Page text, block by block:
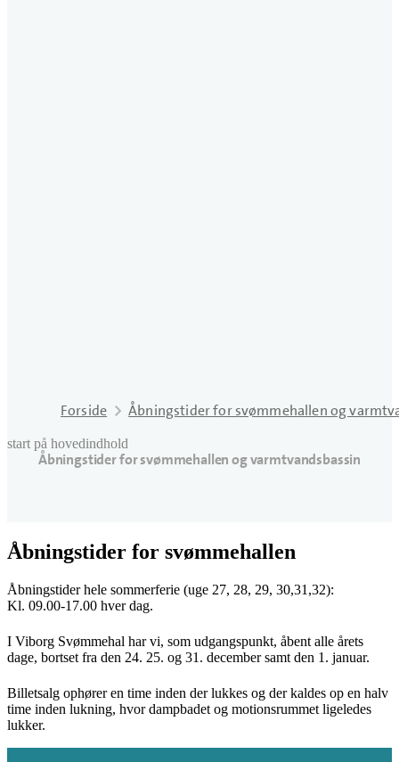
Forside Åbningstider for svømmehallen og
start på hovedindhold
Åbningstider for svømmehallen og varmtvandsbassin
senest opdateret 6. august 2026
Åbningstider for svømmehallen
Åbningstider hele sommerferie (uge 27, 28, 29, 30,31,32):
Kl. 09.00-17.00 hver dag.
I Viborg Svømmehal har vi, som udgangspunkt, åbent alle årets
dage, bortset fra den 24. 25. og 31. december samt den 1. januar.
Billetsalg ophører en time inden der lukkes og der kaldes op en halv
time inden lukning, hvor dampbadet og motionsrummet ligeledes
lukker.